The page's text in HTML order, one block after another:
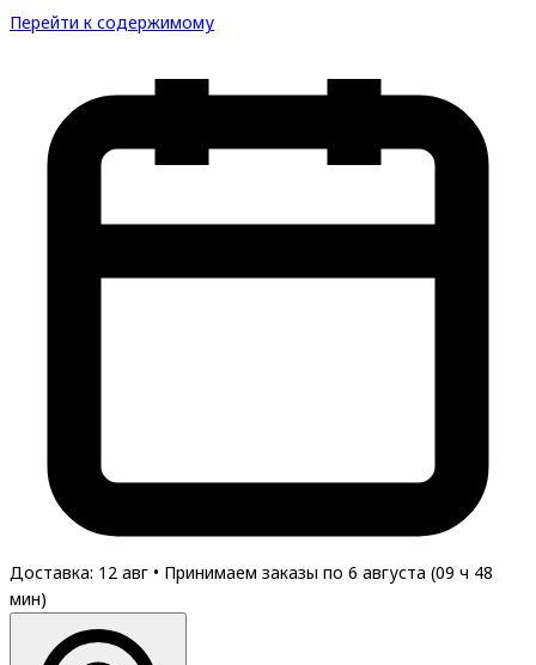
Перейти к содержимому
Доставка: 12 авг • Принимаем заказы по 6 августа (09 ч 48
мин)